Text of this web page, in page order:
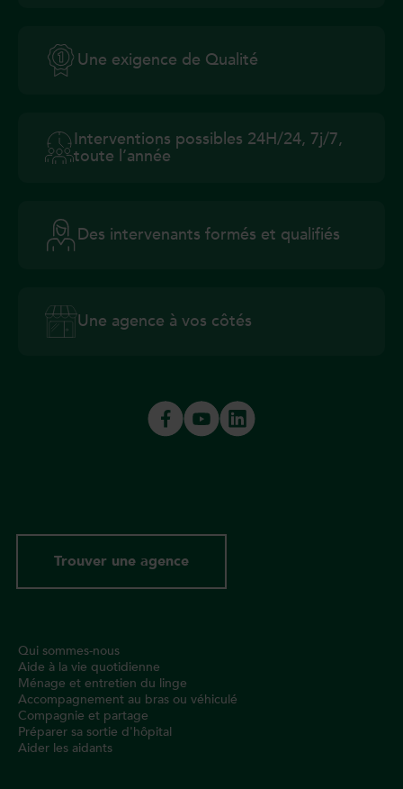
Une exigence de Qualité
Interventions possibles 24H/24, 7j/7,
toute l’année
Des intervenants formés et qualifiés
Une agence à vos côtés
Trouver une agence
Qui sommes-nous
Aide à la vie quotidienne
Ménage et entretien du linge
Accompagnement au bras ou véhiculé
Compagnie et partage
Préparer sa sortie d'hôpital
Aider les aidants